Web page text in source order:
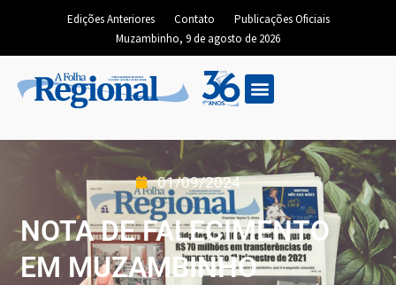
Edições Anteriores Contato
Publicações Oficiais
Muzambinho, 9 de agosto de 2026
01/09/2024
NOTA DE FALECIMENTO
EM MUZAMBINHO